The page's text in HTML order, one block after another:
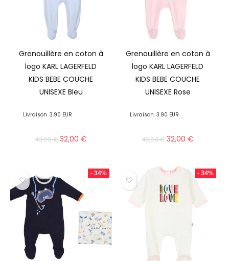
Grenouillère en coton à
logo KARL LAGERFELD
KIDS BEBE COUCHE
UNISEXE Bleu
Livraison 3.90 EUR
49,00€ 32,00€
Grenouillère en coton à
logo KARL LAGERFELD
KIDS BEBE COUCHE
UNISEXE Rose
Livraison 3.90 EUR
49,00€ 32,00€
- 34% - 34%